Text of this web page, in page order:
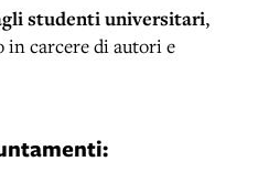
studenti universitari,
carcere di autori e